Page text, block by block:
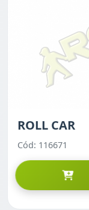
ROLL CAR
Cód: 116671